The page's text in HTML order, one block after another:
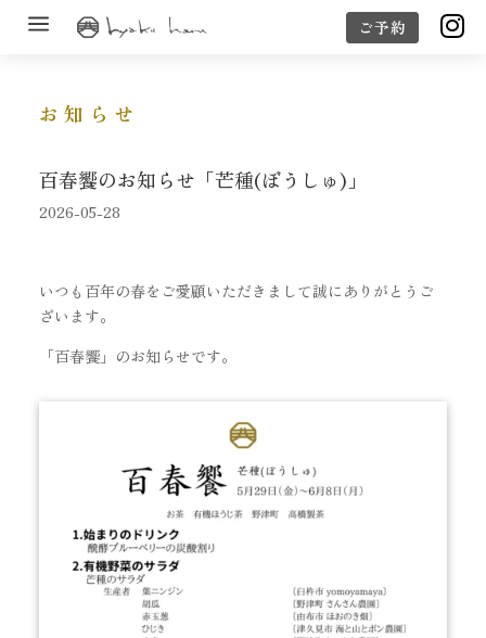
a ご予約 
お知らせ
百春饗のお知らせ「芒種(ぼうしゅ)」
2026-05-28
いつも百年の春をご愛顧いただきまして誠にありがとうご
ざいます。
「百春饗」のお知らせです。